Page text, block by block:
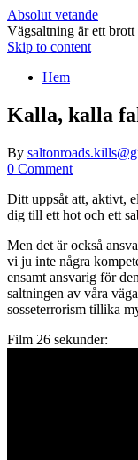
Absolut vetande
Vägsaltning är ett
Skip to content
Hem
Kalla, kalla
By
0 Comment
Ditt uppsåt att, aktivt,
dig till ett hot och ett
Men det är också
vi ju inte några
ensamt ansvarig för
saltningen av våra
sosseterrorism tillika
Film 26 sekunder: